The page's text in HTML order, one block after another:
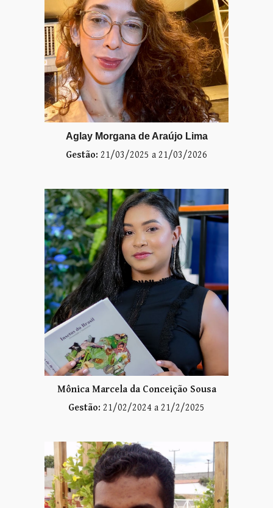
Aglay Morgana de Araújo Lima
Gestão: 21/03/2025 a 21/03/2026
Mônica Marcela da Conceição Sousa
Gestão: 21/02/2024 a 21/2/2025